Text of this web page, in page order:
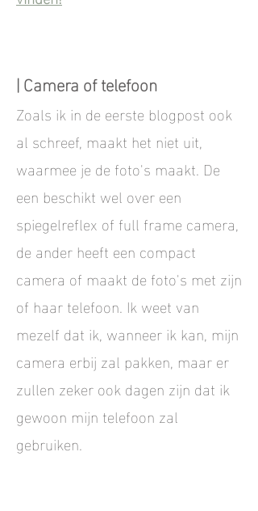
|Camera of telefoon
Zoals ik in de eerste blogpost ook
al schreef, maakt het niet uit,
waarmee je de foto's maakt. De
een beschikt wel over een
spiegelreflex of full frame camera,
de ander heeft een compact
camera of maakt de foto's met zijn
of haar telefoon. Ik weet van
mezelf dat ik, wanneer ik kan, mijn
camera erbij zal pakken, maar er
zullen zeker ook dagen zijn dat ik
gewoon mijn telefoon zal
gebruiken.